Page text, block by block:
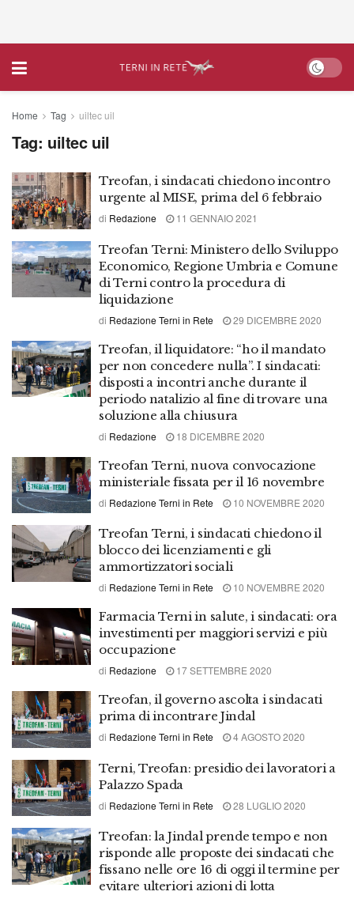
Home Tag uiltec uil
Tag: uiltec uil
Treofan, i sindacati chiedono incontro
urgente al MISE, prima del 6 febbraio
di Redazione 11 GENNAIO 2021
Treofan Terni: Ministero dello Sviluppo
Economico, Regione Umbria e Comune
di Terni contro la procedura di
liquidazione
di Redazione Terni in Rete 29 DICEMBRE 2020
Treofan, il liquidatore: “ho il mandato
per non concedere nulla”. I sindacati:
disposti a incontri anche durante il
periodo natalizio al fine di trovare una
soluzione alla chiusura
di Redazione 18 DICEMBRE 2020
Treofan Terni, nuova convocazione
ministeriale fissata per il 16 novembre
di Redazione Terni in Rete 10 NOVEMBRE 2020
Treofan Terni, i sindacati chiedono il
blocco dei licenziamenti e gli
ammortizzatori sociali
di Redazione Terni in Rete 10 NOVEMBRE 2020
Farmacia Terni in salute, i sindacati: ora
investimenti per maggiori servizi e più
occupazione
di Redazione 17 SETTEMBRE 2020
Treofan, il governo ascolta i sindacati
prima di incontrare Jindal
di Redazione Terni in Rete 4 AGOSTO 2020
Terni, Treofan: presidio dei lavoratori a
Palazzo Spada
di Redazione Terni in Rete 28 LUGLIO 2020
Treofan: la Jindal prende tempo e non
risponde alle proposte dei sindacati che
fissano nelle ore 16 di oggi il termine per
evitare ulteriori azioni di lotta